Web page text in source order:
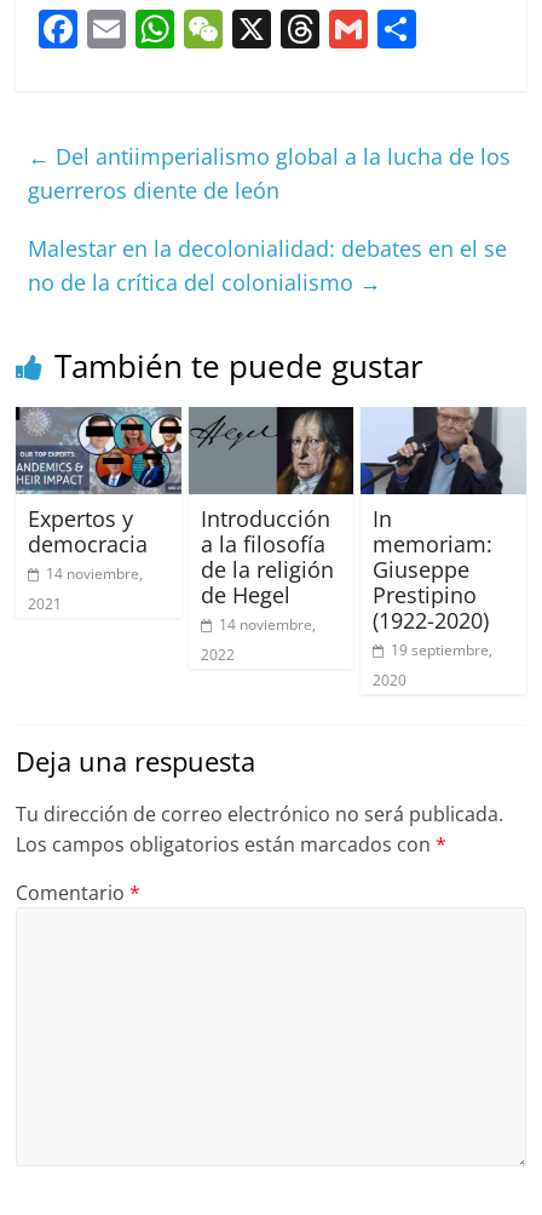
F
e
b
o
k
E
l
W
s
A
p
W
h
at
X T
a
G
l p
← Del antiimperialismo global a la lucha de los
guerreros diente de león
Malestar en la decolonialidad: debates en el se
no de la crítica del colonialismo →
También te puede gustar
Expertos y
democracia
14 noviembre,
2021
Introducción
a la filosofía
de la religión
de Hegel
14 noviembre,
2022
In
memoriam:
Giuseppe
Prestipino
(1922-2020)
19 septiembre,
2020
Deja una respuesta
Tu dirección de correo electrónico no será publicada.
Los campos obligatorios están marcados con*
Comentario*